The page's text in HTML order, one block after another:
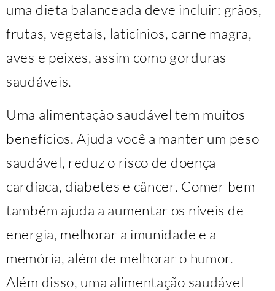
uma dieta balanceada deve incluir: grãos,
frutas, vegetais, laticínios, carne magra,
aves e peixes, assim como gorduras
saudáveis.
Uma alimentação saudável tem muitos
benefícios. Ajuda você a manter um peso
saudável, reduz o risco de doença
cardíaca, diabetes e câncer. Comer bem
também ajuda a aumentar os níveis de
energia, melhorar a imunidade e a
memória, além de melhorar o humor.
Além disso, uma alimentação saudável